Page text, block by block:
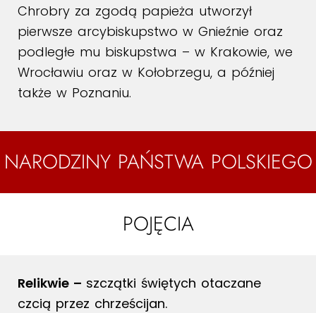
Chrobry za zgodą papieża utworzył
pierwsze arcybiskupstwo w Gnieźnie oraz
podległe mu biskupstwa – w Krakowie, we
Wrocławiu oraz w Kołobrzegu, a później
także w Poznaniu.
NARODZINY PAŃSTWA POLSKIEGO
POJĘCIA
Relikwie – szczątki świętych otaczane
czcią przez chrześcijan.